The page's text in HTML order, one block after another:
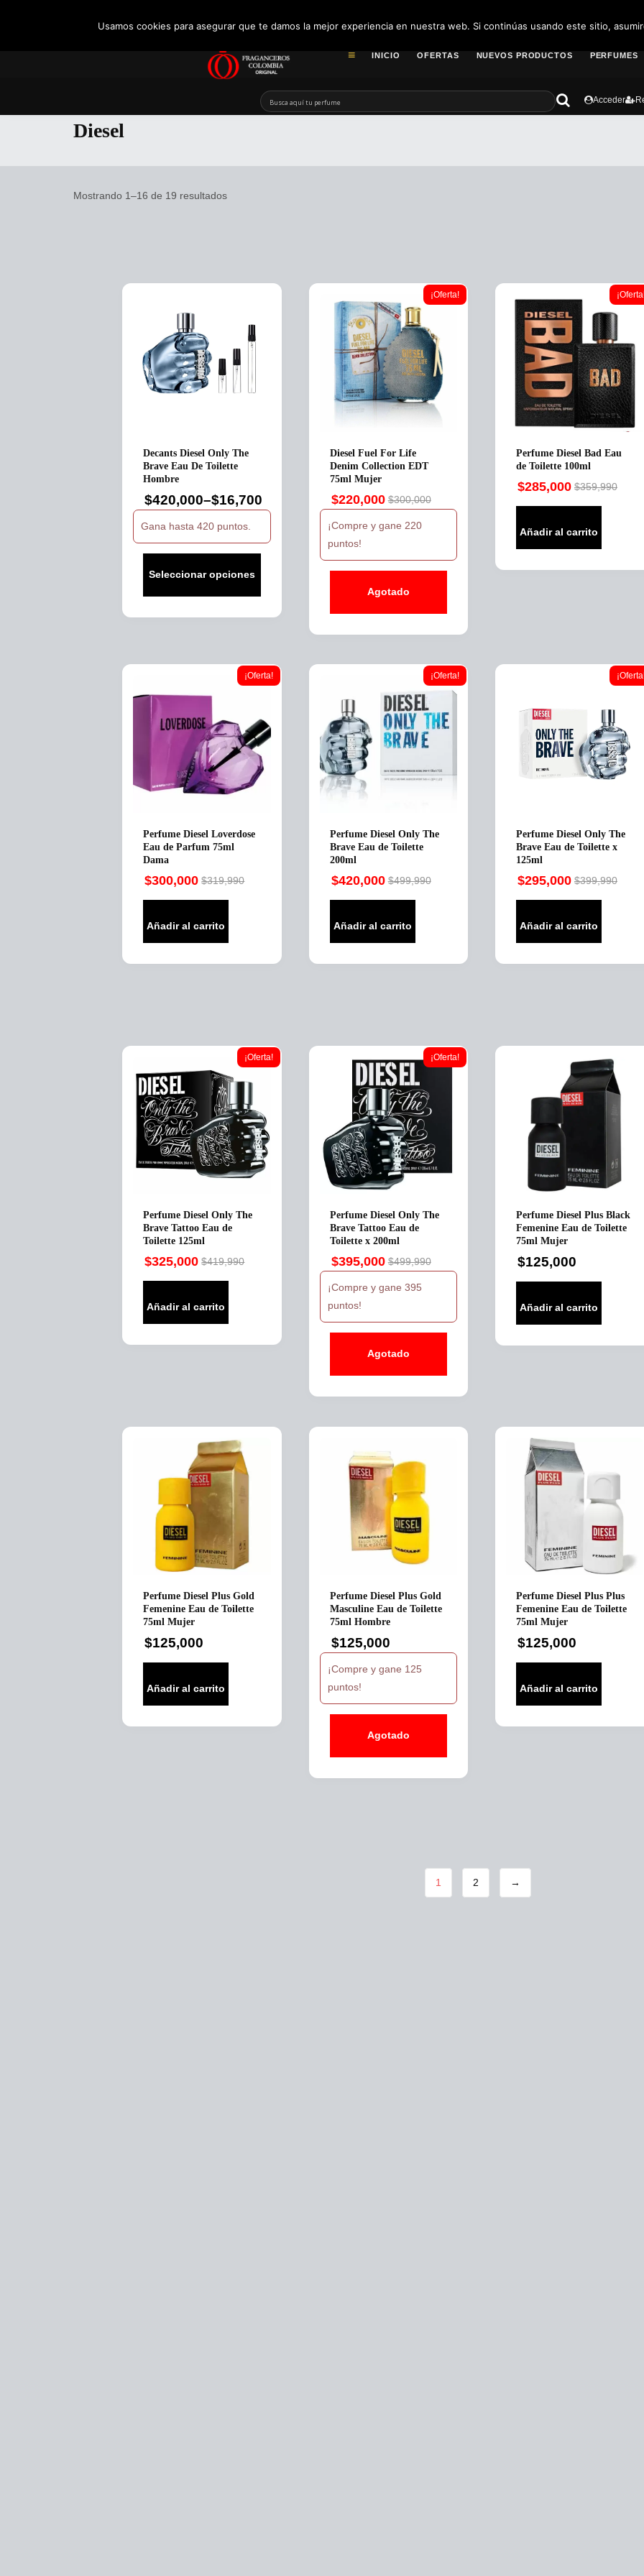
to
INICIO OFERTAS NUEVOS PRODUCTOS PERFUMES
Acceder
Diesel
Mostrando 1–16 de 19 resultados
Decants Diesel Only The
Brave Eau De Toilette
Hombre
$16,700
–
$420,000
Price
range:
$16,700
$420,000
Gana hasta 420 puntos.
Seleccionar opciones
variantes.
opciones
pueden
de
¡Oferta!
Diesel Fuel For Life
Denim Collection EDT
75ml Mujer
$300,000
Original
price
was:
$300,000.
$220,000
Current
price
is:
$220,000.
¡Compre y gane 220
puntos!
Agotado
Perfume Diesel Bad Eau
de Toilette 100ml
$359,990
Original
was:
$359,990.
$285,000
Current
is:
$285,000.
Añadir al carrito
¡Oferta!
Perfume Diesel Loverdose
Eau de Parfum 75ml
Dama
$319,990
Original
was:
$319,990.
$300,000
Current
is:
$300,000.
Añadir al carrito
¡Oferta!
Perfume Diesel Only The
Brave Eau de Toilette
200ml
$499,990
Original
was:
$499,990.
$420,000
Current
is:
$420,000.
Añadir al carrito
Perfume Diesel Only The
Brave Eau de Toilette x
125ml
$399,990
Original
was:
$399,990.
$295,000
Current
is:
$295,000.
Añadir al carrito
¡Oferta!
Perfume Diesel Only The
Brave Tattoo Eau de
Toilette 125ml
$419,990
Original
was:
$419,990.
$325,000
Current
is:
$325,000.
Añadir al carrito
¡Oferta!
Perfume Diesel Only The
Brave Tattoo Eau de
Toilette x 200ml
$499,990
Original
price
was:
$499,990.
$395,000
Current
price
is:
$395,000.
¡Compre y gane 395
puntos!
Agotado
Perfume Diesel Plus Black
Femenine Eau de Toilette
75ml Mujer
$125,000
Añadir al carrito
Perfume Diesel Plus Gold
Femenine Eau de Toilette
75ml Mujer
$125,000
Añadir al carrito
Perfume Diesel Plus Gold
Masculine Eau de Toilette
75ml Hombre
$125,000
¡Compre y gane 125
puntos!
Agotado
Perfume Diesel Plus Plus
Femenine Eau de Toilette
75ml Mujer
$125,000
Añadir al carrito
1 2 →
Usamos cookies para asegurar que te damos la mejor experiencia en nuestra web. Si continúas usando este sitio,